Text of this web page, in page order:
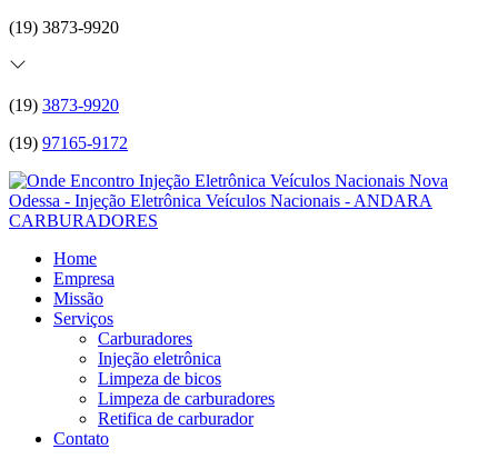
(19) 3873-9920
(19) 3873-9920
(19) 97165-9172
Home
Empresa
Missão
Serviços
Carburadores
Injeção eletrônica
Limpeza de bicos
Limpeza de carburadores
Retifica de carburador
Contato